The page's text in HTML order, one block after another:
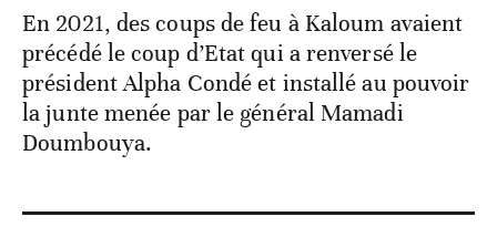
En 2021, des coups de feu à Kaloum avaient
précédé le coup d’Etat qui a renversé le
président Alpha Condé et installé au pouvoir
la junte menée par le général Mamadi
Doumbouya.